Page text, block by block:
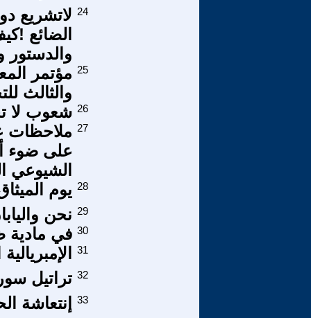
لاتشريع
الضائع
والدستور
24
مؤتمر
والثالث
25
شعوب لا 26
ملاحظات
على ضوء
الشيوعي
27
يوم الميثاق فى 28
نحن 29
في مادية 30
31
تراتيل 32
إنتعاشة 33